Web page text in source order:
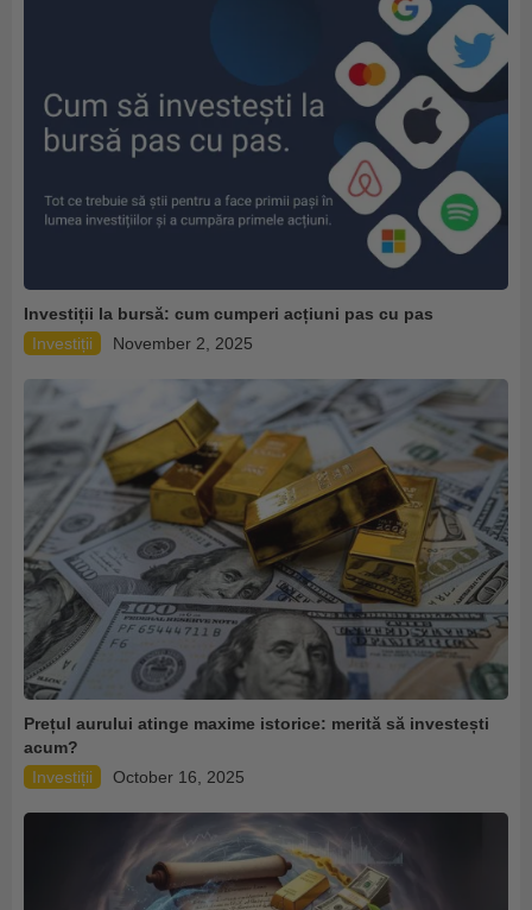
Investiții la bursă: cum cumperi acțiuni pas cu pas
Investiții
November 2, 2025
Prețul aurului atinge maxime istorice: merită să investești
acum?
Investiții
October 16, 2025